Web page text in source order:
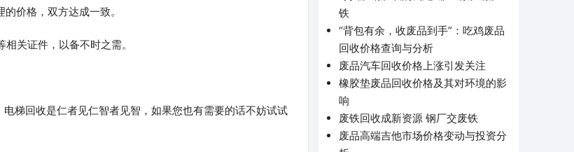
价格，双方达成一致。
关证件，以备不时之需。
梯回收是仁者见仁智者见智，如果您也有需要的话不妨试试
铁
“背包有余，收废品到手”：吃鸡废品
回收价格查询与分析
废品汽车回收价格上涨引发关注
橡胶垫废品回收价格及其对环境的影
响
废铁回收成新资源 钢厂交废铁
废品高端吉他市场价格变动与投资分